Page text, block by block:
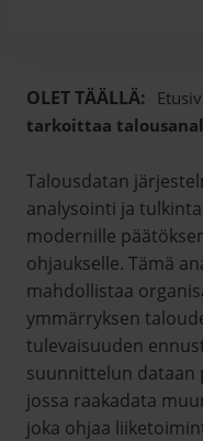
OLET TÄÄLLÄ:
tarkoittaa
Talousdatan
analysointi ja
modernille
ohjaukselle. Tämä
mahdollistaa
ymmärryksen
tulevaisuuden
suunnittelun dataan
jossa raakadata
joka ohjaa